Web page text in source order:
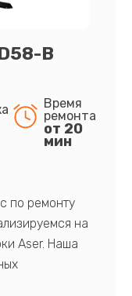
B
Время
ремонта
от 20
мин
по ремонту
на
Aser. Наша
и